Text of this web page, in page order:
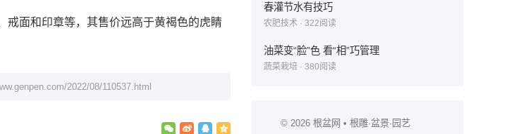
戒面和印章等，其售价远高于黄褐色的虎睛
2022/08/110537.html
春灌节水有技巧
农肥技术 · 322阅读
油菜变“脸”色 看“相”巧管理
蔬菜栽培 · 380阅读
© 2026 根盆网 • 根雕·盆景·园艺